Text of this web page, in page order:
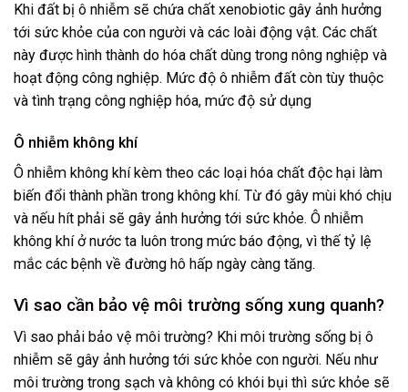
Khi đất bị ô nhiễm sẽ chứa chất xenobiotic gây ảnh hưởng
tới sức khỏe của con người và các loài động vật. Các chất
này được hình thành do hóa chất dùng trong nông nghiệp và
hoạt động công nghiệp. Mức độ ô nhiễm đất còn tùy thuộc
và tình trạng công nghiệp hóa, mức độ sử dụng
Ô nhiễm không khí
Ô nhiễm không khí kèm theo các loại hóa chất độc hại làm
biến đổi thành phần trong không khí. Từ đó gây mùi khó chịu
và nếu hít phải sẽ gây ảnh hưởng tới sức khỏe. Ô nhiễm
không khí ở nước ta luôn trong mức báo động, vì thế tỷ lệ
mắc các bệnh về đường hô hấp ngày càng tăng.
Vì sao cần bảo vệ môi trường sống xung quanh?
Vì sao phải bảo vệ môi trường? Khi môi trường sống bị ô
nhiễm sẽ gây ảnh hưởng tới sức khỏe con người. Nếu như
môi trường trong sạch và không có khói bụi thì sức khỏe sẽ